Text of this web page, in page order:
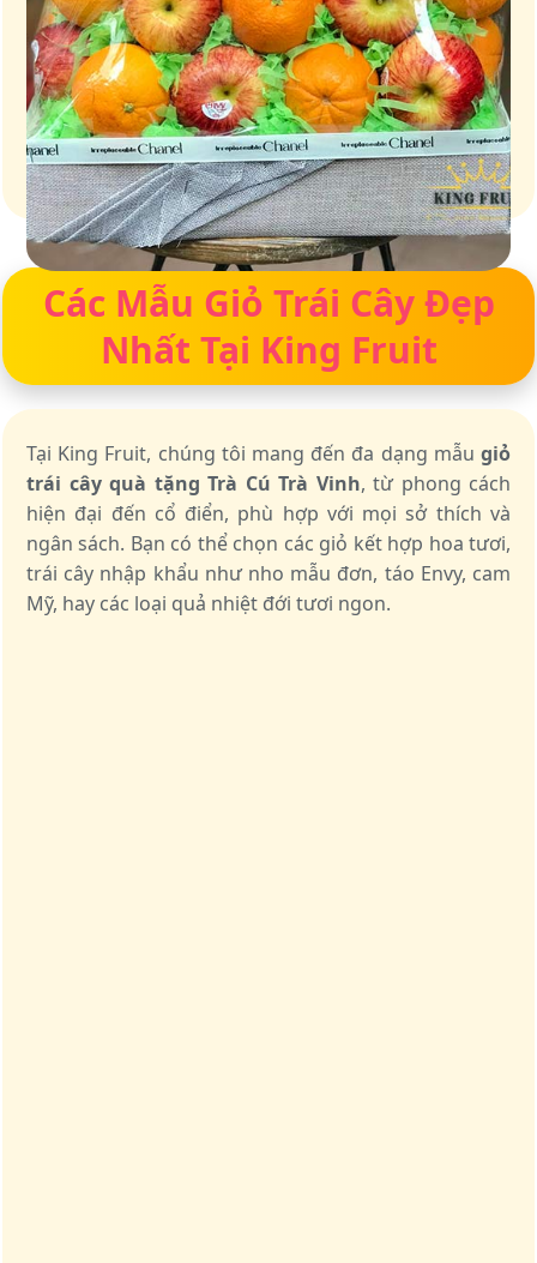
Giỏ quà – Tinh hoa từ trái cây tươi ngon
Các Mẫu Giỏ Trái Cây Đẹp
Nhất Tại King Fruit
Tại King Fruit, chúng tôi mang đến đa dạng mẫu giỏ
trái cây quà tặng Trà Cú Trà Vinh, từ phong cách
hiện đại đến cổ điển, phù hợp với mọi sở thích và
ngân sách. Bạn có thể chọn các giỏ kết hợp hoa tươi,
trái cây nhập khẩu như nho mẫu đơn, táo Envy, cam
Mỹ, hay các loại quả nhiệt đới tươi ngon.